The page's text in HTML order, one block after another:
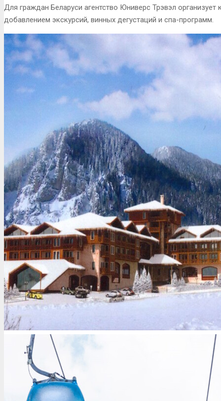
Для граждан Беларуси агентство Юниверс Трэвэл
добавлением экскурсий, винных дегустаций и спа-программ.